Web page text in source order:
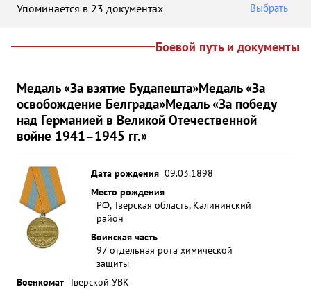
Упоминается в 23 документах Выбрать
Боевой путь и документы
Медаль «За взятие Будапешта»Медаль «За
освобождение Белграда»Медаль «За победу
над Германией в Великой Отечественной
войне 1941–1945 гг.»
Дата рождения 09.03.1898
Место рождения
РФ, Тверская область, Калининский
район
Воинская часть
97 отдельная рота химической
защиты
Военкомат Тверской УВК